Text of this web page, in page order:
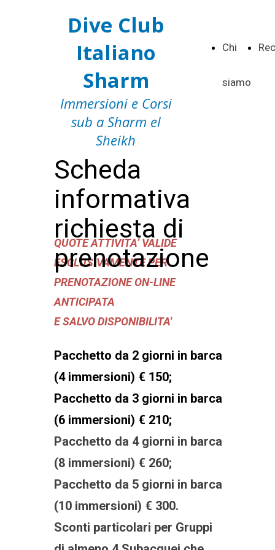
Dive Club
Italiano
Sharm
Immersioni e Corsi
sub a Sharm el
Sheikh
Chi
siamo
Scheda
informativa
richiesta di
prenotazione
QUOTE ATTIVITA’ VALIDE
ESCLUSIVAMENTE PER
PRENOTAZIONE ON-LINE
ANTICIPATA
E SALVO DISPONIBILITA'
Pacchetto da 2 giorni in barca
(4 immersioni) € 150;
Pacchetto da 3 giorni in barca
(6 immersioni) € 210;
Pacchetto da 4 giorni in barca
(8 immersioni) € 260;
Pacchetto da 5 giorni in barca
(10 immersioni) € 300.
Sconti particolari per Gruppi